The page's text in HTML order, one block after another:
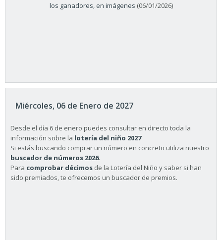
los ganadores, en imágenes (06/01/2026)
Miércoles, 06 de Enero de 2027
Desde el día 6 de enero puedes consultar en directo toda la
información sobre la lotería del niño 2027
Si estás buscando comprar un número en concreto utiliza nuestro
buscador de números 2026.
Para comprobar décimos de la Lotería del Niño y saber si han
sido premiados, te ofrecemos un buscador de premios.